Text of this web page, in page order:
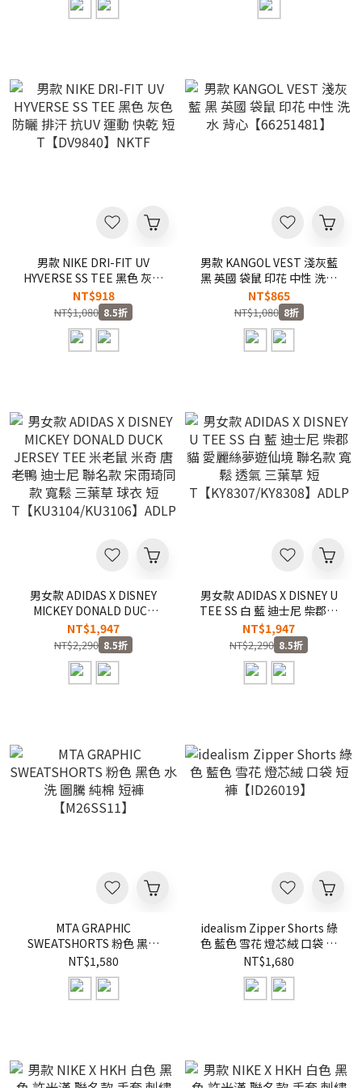
男款 NIKE DRI-FIT UV
HYVERSE SS TEE 黑色 灰色
防曬 排汗 抗UV 運動 快乾 短
T【DV9840】NKTF
NT$918
NT$1,080 8.5折
男款 KANGOL VEST 淺灰藍
黑 英國 袋鼠 印花 中性 洗水
背心【66251481】
NT$865
NT$1,080 8折
男女款 ADIDAS X DISNEY
MICKEY DONALD DUCK
JERSEY TEE 米老鼠 米奇 唐
老鴨 迪士尼 聯名款 宋雨琦同
款 寬鬆 三葉草 球衣 短
T【KU3104/KU3106】
ADLP
NT$1,947
NT$2,290 8.5折
男女款 ADIDAS X DISNEY U
TEE SS 白 藍 迪士尼 柴郡貓
愛麗絲夢遊仙境 聯名款 寬鬆
透氣 三葉草 短
T【KY8307/KY8308】ADLP
NT$1,947
NT$2,290 8.5折
MTA GRAPHIC
SWEATSHORTS 粉色 黑色
水洗 圖騰 純棉 短褲
【M26SS11】
NT$1,580
idealism Zipper Shorts 綠
色 藍色 雪花 燈芯絨 口袋 短
褲【ID26019】
NT$1,680